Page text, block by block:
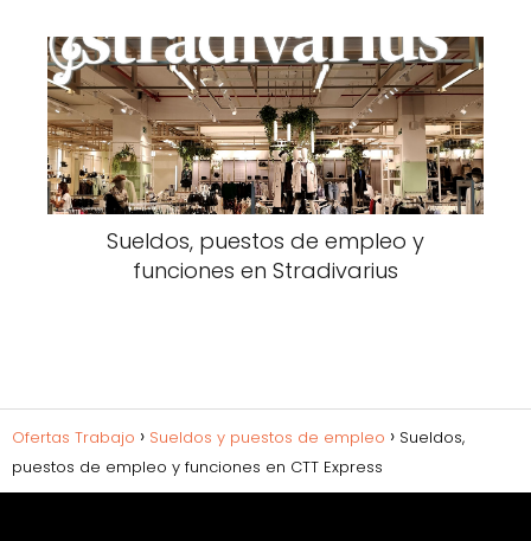
Sueldos, puestos de empleo y
funciones en Stradivarius
Ofertas Trabajo Sueldos y puestos de empleo
Sueldos,
puestos de empleo y funciones en CTT Express